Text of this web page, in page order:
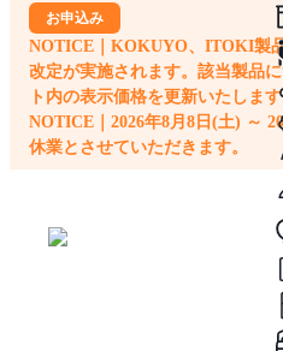
お申込み
NOTICE｜KOKUYO、ITOKI製
改定が実施されます。該当製品
ト内の表示価格を更新いたしま
NOTICE｜2026年8月8日(土) ～
休業とさせていただきます。